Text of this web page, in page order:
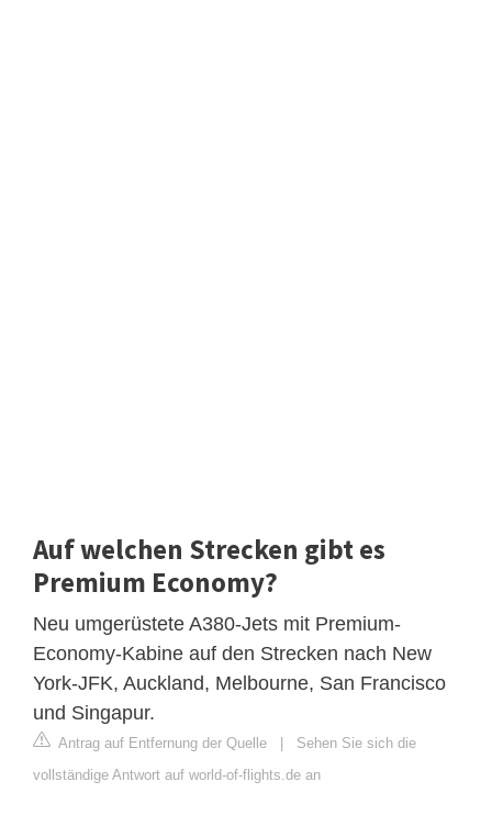
Auf welchen Strecken gibt es
Premium Economy?
Neu umgerüstete A380-Jets mit Premium-
Economy-Kabine auf den Strecken nach New
York-JFK, Auckland, Melbourne, San Francisco
und Singapur.
Antrag auf Entfernung der Quelle | Sehen Sie sich die
vollständige Antwort auf world-of-flights.de an